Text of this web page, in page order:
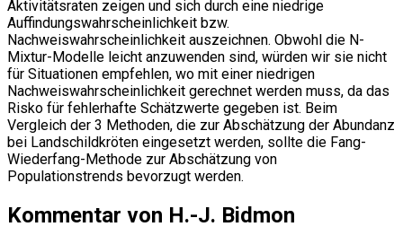
Aktivitätsraten zeigen und sich durch eine niedrige
Auffindungswahrscheinlichkeit bzw.
Nachweiswahrscheinlichkeit auszeichnen. Obwohl die N-
Mixtur-Modelle leicht anzuwenden sind, würden wir sie nicht
für Situationen empfehlen, wo mit einer niedrigen
Nachweiswahrscheinlichkeit gerechnet werden muss, da das
Risko für fehlerhafte Schätzwerte gegeben ist. Beim
Vergleich der 3 Methoden, die zur Abschätzung der Abundanz
bei Landschildkröten eingesetzt werden, sollte die Fang-
Wiederfang-Methode zur Abschätzung von
Populationstrends bevorzugt werden.
Kommentar von H.-J. Bidmon